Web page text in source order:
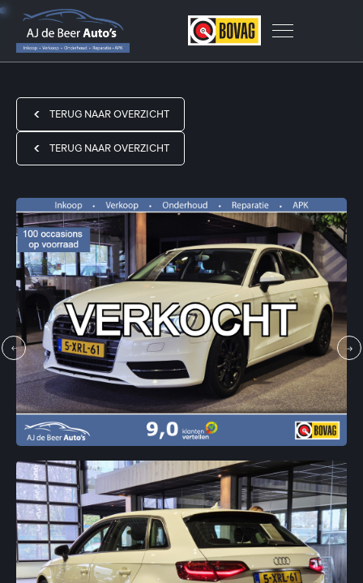
TERUG NAAR OVERZICHT
TERUG NAAR OVERZICHT